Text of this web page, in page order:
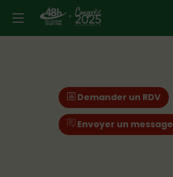
Demander un RDV
Envoyer un message